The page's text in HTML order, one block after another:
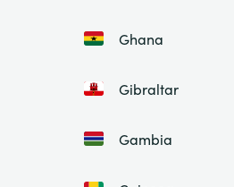
Ghana
Gibraltar
Gambia